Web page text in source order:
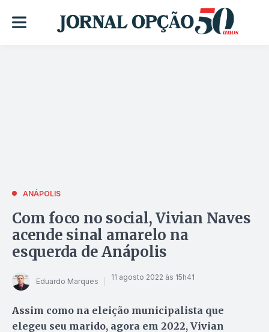
ANÁPOLIS
Com foco no social, Vivian Naves
acende sinal amarelo na
esquerda de Anápolis
Eduardo Marques 11 agosto 2022 às 15h41
Assim como na eleição municipalista que
elegeu seu marido, agora em 2022, Vivian